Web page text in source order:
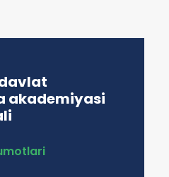
akademiyasi